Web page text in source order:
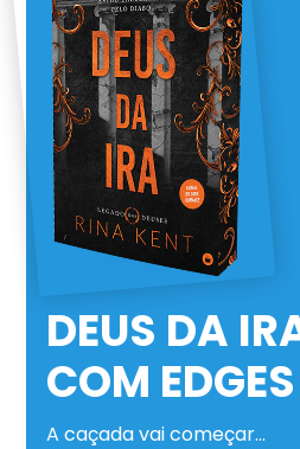
DEUS DA
COM EDGES
A caçada vai começar…